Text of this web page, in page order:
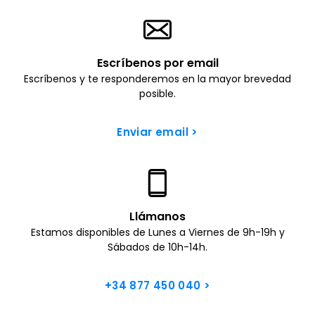
Escríbenos por email
Escríbenos y te responderemos en la mayor brevedad
posible.
Enviar email >
Llámanos
Estamos disponibles de Lunes a Viernes de 9h-19h y
Sábados de 10h-14h.
+34 877 450 040 >